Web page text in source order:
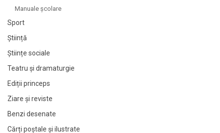
Manuale şcolare
Sport
Știință
Științe sociale
Teatru și dramaturgie
Ediții princeps
Ziare şi reviste
Benzi desenate
Cărți poștale și ilustrate